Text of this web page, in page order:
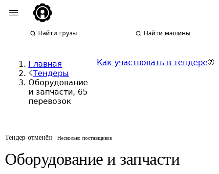
Найти грузы Найти машины
Главная
Тендеры
Оборудование
и запчасти, 65
перевозок
Как участвовать в тендере
Тендер отменён Несколько поставщиков
Оборудование и запчасти